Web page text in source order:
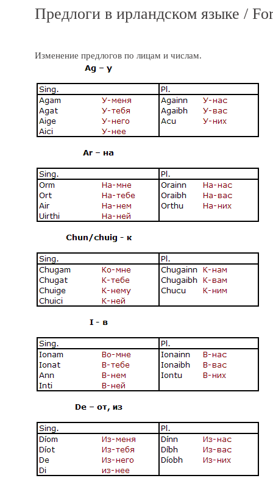
Предлоги в ирландском языке /
Изменение предлогов по лицам и числам.